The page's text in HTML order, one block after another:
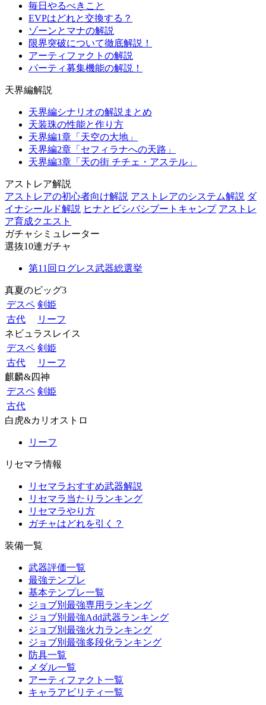
毎日やるべきこと
EVPはどれと交換する？
ゾーンとマナの解説
限界突破について徹底解説！
アーティファクトの解説
パーティ募集機能の解説！
天界編解説
天界編シナリオの解説まとめ
天装珠の性能と作り方
天界編1章「天空の大地」
天界編2章「セフィラナへの天路」
天界編3章「天の街 チチェ・アステル」
アストレア解説
アストレアの初心者向け解説 アストレアのシステム解説 ダ
イナシールド解説 ヒナとビシバシブートキャンプ アストレ
ア育成クエスト
ガチャシミュレーター
選抜10連ガチャ
第11回ログレス武器総選挙
真夏のビッグ3
デスペ 剣姫
古代
リーフ
ネビュラスレイス
デスペ 剣姫
古代
リーフ
麒麟&四神
デスペ 剣姫
古代
白虎&カリオストロ
リーフ
リセマラ情報
リセマラおすすめ武器解説
リセマラ当たりランキング
リセマラやり方
ガチャはどれを引く？
装備一覧
武器評価一覧
最強テンプレ
基本テンプレ一覧
ジョブ別最強専用ランキング
ジョブ別最強Add武器ランキング
ジョブ別最強火力ランキング
ジョブ別最強多段化ランキング
防具一覧
メダル一覧
アーティファクト一覧
キャラアビリティ一覧